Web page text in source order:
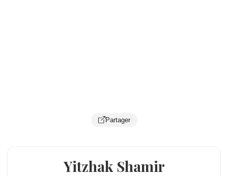
Partager
Yitzhak Shamir